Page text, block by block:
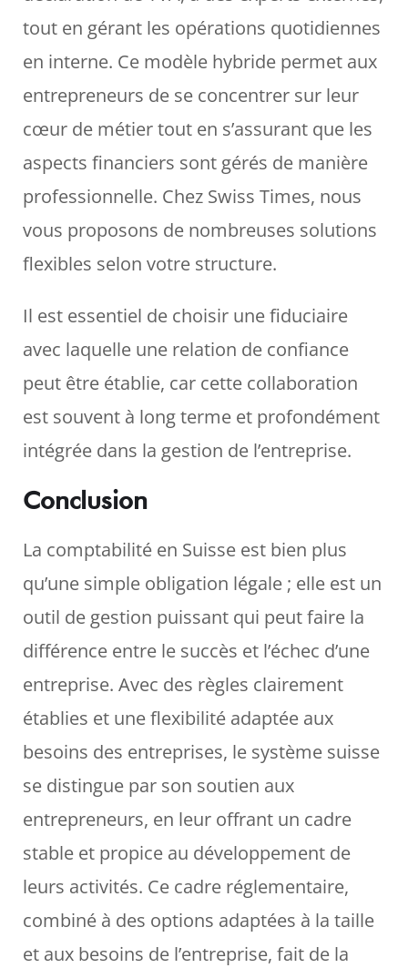
tout en gérant les opérations quotidiennes
en interne. Ce modèle hybride permet aux
entrepreneurs de se concentrer sur leur
cœur de métier tout en s’assurant que les
aspects financiers sont gérés de manière
professionnelle. Chez Swiss Times, nous
vous proposons de nombreuses solutions
flexibles selon votre structure.
Il est essentiel de choisir une fiduciaire
avec laquelle une relation de confiance
peut être établie, car cette collaboration
est souvent à long terme et profondément
intégrée dans la gestion de l’entreprise.
Conclusion
La comptabilité en Suisse est bien plus
qu’une simple obligation légale ; elle est un
outil de gestion puissant qui peut faire la
différence entre le succès et l’échec d’une
entreprise. Avec des règles clairement
établies et une flexibilité adaptée aux
besoins des entreprises, le système suisse
se distingue par son soutien aux
entrepreneurs, en leur offrant un cadre
stable et propice au développement de
leurs activités. Ce cadre réglementaire,
combiné à des options adaptées à la taille
et aux besoins de l’entreprise, fait de la